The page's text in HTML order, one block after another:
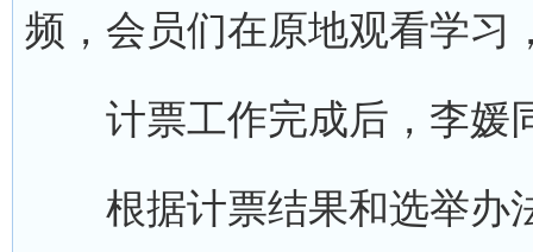
频，会员们在原地观看学习
计票工作完成后，李媛
根据计票结果和选举办